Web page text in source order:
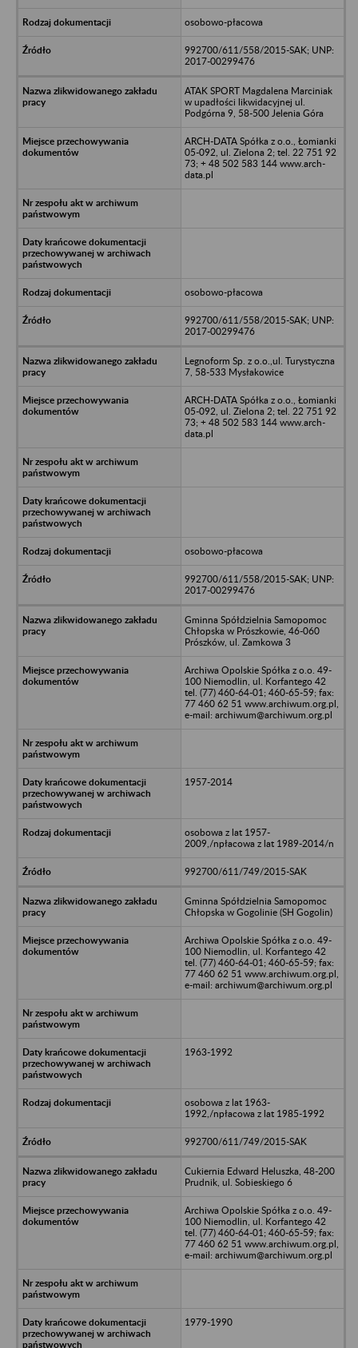
osobowo-płacowa
992700/611/558/2015-SAK; UNP:
2017-00299476
ATAK SPORT Magdalena Marciniak
w upadłości likwidacyjnej ul.
Podgórna 9, 58-500 Jelenia Góra
ARCH-DATA Spółka z o.o., Łomianki
05-092, ul. Zielona 2; tel. 22 751 92
73; + 48 502 583 144 www.arch-
data.pl
osobowo-płacowa
992700/611/558/2015-SAK; UNP:
2017-00299476
Legnoform Sp. z o.o.,ul. Turystyczna
7, 58-533 Mysłakowice
ARCH-DATA Spółka z o.o., Łomianki
05-092, ul. Zielona 2; tel. 22 751 92
73; + 48 502 583 144 www.arch-
data.pl
osobowo-płacowa
992700/611/558/2015-SAK; UNP:
2017-00299476
Gminna Spółdzielnia Samopomoc
Chłopska w Prószkowie, 46-060
Prószków, ul. Zamkowa 3
Archiwa Opolskie Spółka z o.o. 49-
100 Niemodlin, ul. Korfantego 42
tel. (77) 460-64-01; 460-65-59; fax:
77 460 62 51 www.archiwum.org.pl,
e-mail: archiwum@archiwum.org.pl
1957-2014
osobowa z lat 1957-
2009,/npłacowa z lat 1989-2014/n
992700/611/749/2015-SAK
Gminna Spółdzielnia Samopomoc
Chłopska w Gogolinie (SH Gogolin)
Archiwa Opolskie Spółka z o.o. 49-
100 Niemodlin, ul. Korfantego 42
tel. (77) 460-64-01; 460-65-59; fax:
77 460 62 51 www.archiwum.org.pl,
e-mail: archiwum@archiwum.org.pl
1963-1992
osobowa z lat 1963-
1992,/npłacowa z lat 1985-1992
992700/611/749/2015-SAK
Cukiernia Edward Heluszka, 48-200
Prudnik, ul. Sobieskiego 6
Archiwa Opolskie Spółka z o.o. 49-
100 Niemodlin, ul. Korfantego 42
tel. (77) 460-64-01; 460-65-59; fax:
77 460 62 51 www.archiwum.org.pl,
e-mail: archiwum@archiwum.org.pl
1979-1990